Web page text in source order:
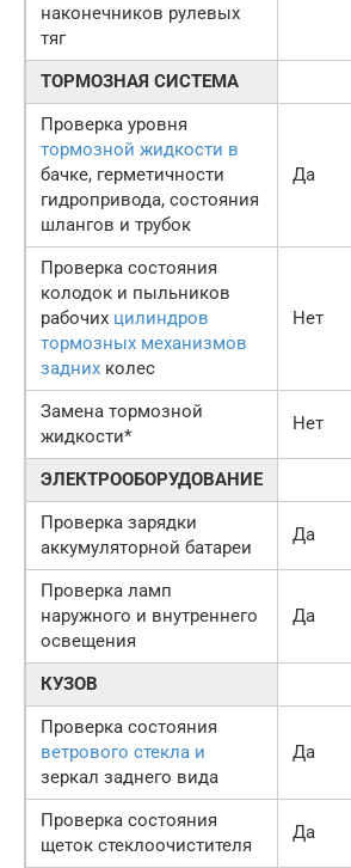
наконечников рулевых
тяг
ТОРМОЗНАЯ СИСТЕМА
Проверка уровня
тормозной жидкости в
бачке, герметичности
гидропривода, состояния
шлангов и трубок
Да
Проверка состояния
колодок и пыльников
рабочих цилиндров
тормозных механизмов
задних колес
Нет
Замена тормозной
жидкости*
Нет
ЭЛЕКТРООБОРУДОВАНИЕ
Проверка зарядки
аккумуляторной батареи
Да
Проверка ламп
наружного и внутреннего
освещения
Да
КУЗОВ
Проверка состояния
ветрового стекла и
зеркал заднего вида
Да
Проверка состояния
щеток стеклоочистителя
Да